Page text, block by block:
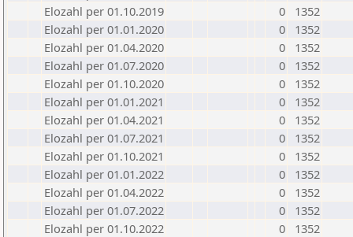
Elozahl per 01.10.2019
0
1352
Elozahl per 01.01.2020
0
1352
Elozahl per 01.04.2020
0
1352
Elozahl per 01.07.2020
0
1352
Elozahl per 01.10.2020
0
1352
Elozahl per 01.01.2021
0
1352
Elozahl per 01.04.2021
0
1352
Elozahl per 01.07.2021
0
1352
Elozahl per 01.10.2021
0
1352
Elozahl per 01.01.2022
0
1352
Elozahl per 01.04.2022
0
1352
Elozahl per 01.07.2022
0
1352
Elozahl per 01.10.2022
0
1352